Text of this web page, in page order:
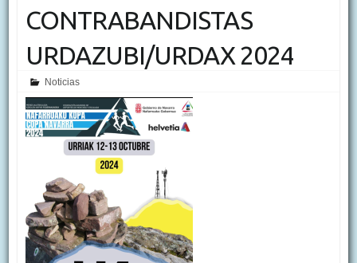
CONTRABANDISTAS
URDAZUBI/URDAX 2024
Noticias